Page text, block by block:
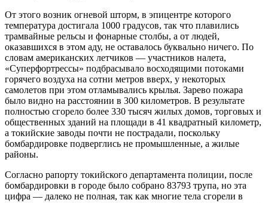
От этого возник огневой шторм, в эпицентре которого
температура достигала 1000 градусов, так что плавились
трамвайные рельсы и фонарные столбы, а от людей,
оказавшихся в этом аду, не оставалось буквально ничего. По
словам американских летчиков — участников налета,
«Суперфортрессы» подбрасывало восходящими потоками
горячего воздуха на сотни метров вверх, у некоторых
самолетов при этом отламывались крылья. Зарево пожара
было видно на расстоянии в 300 километров. В результате
полностью сгорело более 330 тысяч жилых домов, торговых и
общественных зданий на площади в 41 квадратный километр,
а токийские заводы почти не пострадали, поскольку
бомбардировке подверглись не промышленные, а жилые
районы.
Согласно рапорту токийского департамента полиции, после
бомбардировки в городе было собрано 83793 трупа, но эта
цифра — далеко не полная, так как многие тела сгорели в